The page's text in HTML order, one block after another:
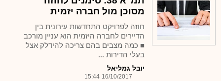
מסוכן מול חברה יזמית
חוזה לפרויקט התחדשות עירונית בין
הדיירים לחברה היזמית הוא עניין מורכב
■ כמה מצבים בהם צריכה להידלק אצל
בעלי הדירות ...
יובל גמליאל
16/10/2017
15:44